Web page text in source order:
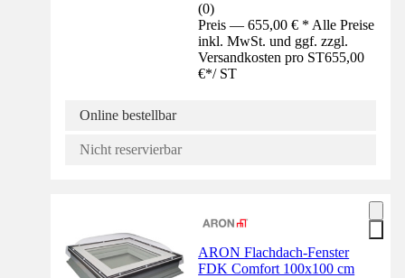
(0)
Preis — 655,00 € * Alle Preise
inkl. MwSt. und ggf. zzgl.
Versandkosten pro ST655,00
€*/ ST
Online bestellbar
Nicht reservierbar
ARON Flachdach-Fenster
FDK Comfort 100x100 cm